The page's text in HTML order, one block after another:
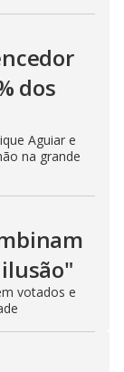
dos
Aguiar e
na grande
votados e